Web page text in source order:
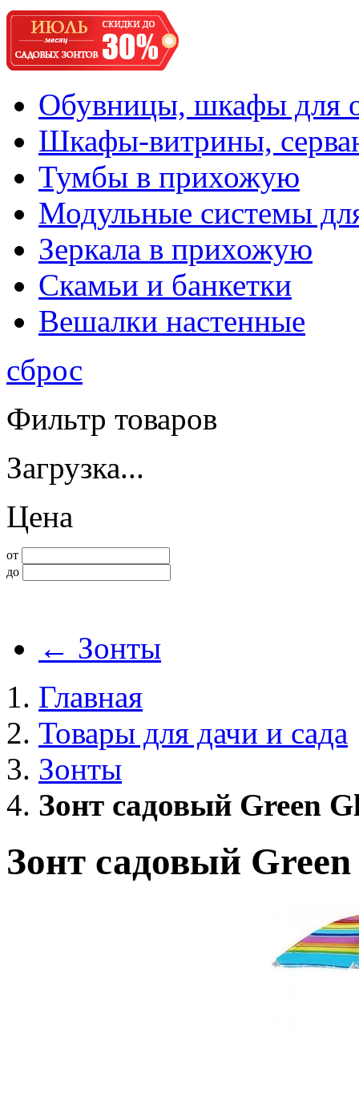
Обувницы, шкафы для
Шкафы-витрины,
Тумбы в прихожую
Модульные системы
Зеркала в прихожую
Скамьи и банкетки
Вешалки настенные
сброс
Фильтр товаров
Загрузка...
Цена
от
до
← Зонты
Главная
Товары для дачи и сада
Зонты
Зонт садовый Green
Зонт садовый